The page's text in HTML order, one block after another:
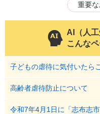
重要
AI（人
こんな
子どもの虐待に気付いたら
高齢者虐待防止について
令和7年4月1日に「志布志